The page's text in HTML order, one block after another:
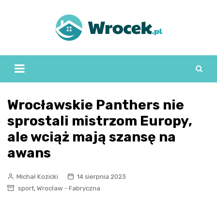
Wrocławskie Panthers nie
sprostali mistrzom Europy,
ale wciąż mają szansę na
awans
Michał Kozicki
14 sierpnia 2023
sport, Wrocław - Fabryczna